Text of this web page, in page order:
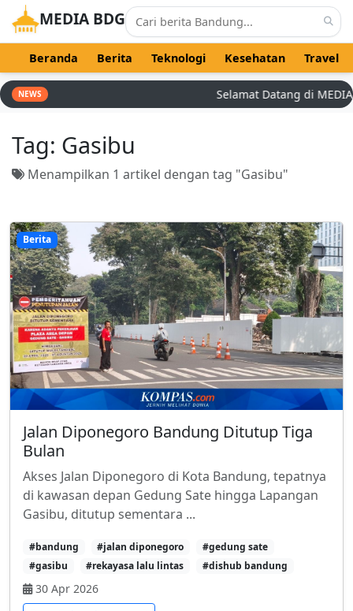
MEDIA BDG
Beranda Berita Teknologi Kesehatan Travel
NEWS Selamat Datang di
Tag: Gasibu
Menampilkan 1 artikel dengan tag "Gasibu"
Berita
Jalan Diponegoro Bandung Ditutup Tiga
Bulan
Akses Jalan Diponegoro di Kota Bandung, tepatnya
di kawasan depan Gedung Sate hingga Lapangan
Gasibu, ditutup sementara ...
#bandung #jalan diponegoro
#gedung sate
#gasibu
#rekayasa lalu lintas #dishub bandung
30 Apr 2026